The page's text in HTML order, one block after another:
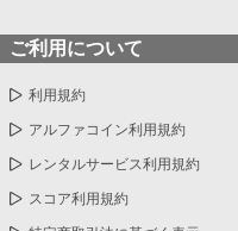
ご利用について
利用規約
アルファコイン利用規約
レンタルサービス利用規約
スコア利用規約